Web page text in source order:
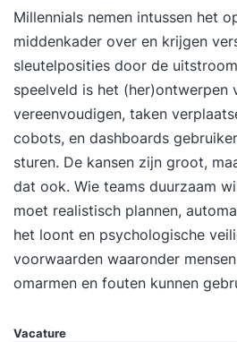
stapelen met EPT/stapelaar
in stelling Extra Elektropallettruck en stapelaar
vormen een vast onderdeel
een voldoende resultaat voor
ontvangt u, zonder extra
voertuigen een certificaat.
een reachtruckcertificaat?
reachtruckopleiding zal de
positief beïnvloeden.
onderneming in het kader
verplicht de betreffende
laten instrueren ook met
Millennials nemen intussen het
middenkader over en krijgen
sleutelposities door de
speelveld is het (her)ontwerpen
vereenvoudigen, taken
cobots, en dashboards
sturen. De kansen zijn groot,
dat ook. Wie teams duurzaam
moet realistisch plannen,
het loont en psychologische
voorwaarden waaronder
omarmen en fouten kunnen
Vacature